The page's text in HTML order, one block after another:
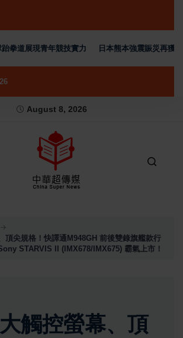
展現青年競技實力 日本熊本強震賑災再獲支持
August 8, 2026
頂尖規格！快譯通M948GH 前後雙錄旗艦款行
STARVIS II (IMX678/IMX675) 霸氣上市！
觸控螢幕、頂